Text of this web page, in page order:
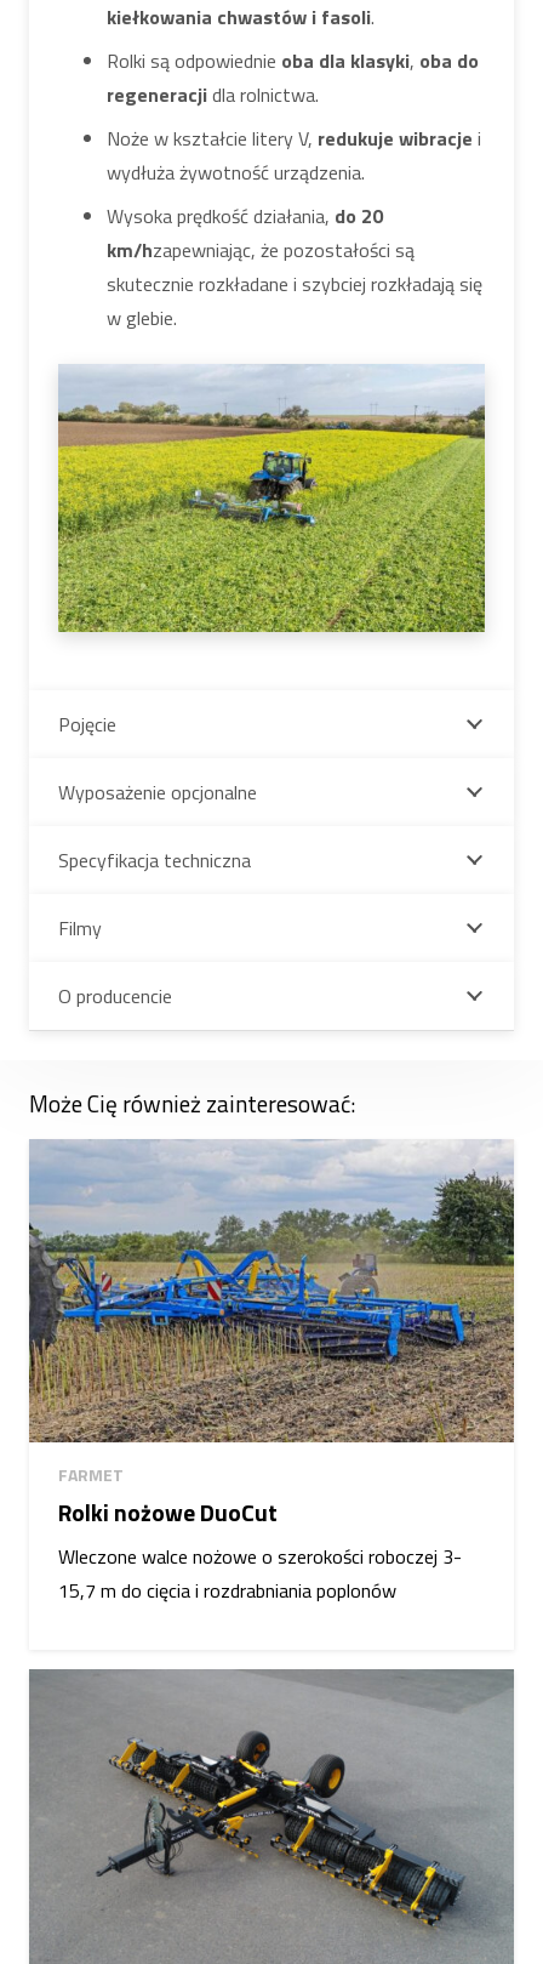
kiełkowania chwastów i fasoli.
Rolki są odpowiednie oba dla klasyki, oba do
regeneracjidla rolnictwa.
Noże w kształcie litery V, redukuje wibracje i
wydłuża żywotność urządzenia.
Wysoka prędkość działania, do 20
km/hzapewniając, że pozostałości są
skutecznie rozkładane i szybciej rozkładają się
w glebie.
Pojęcie
Wyposażenie opcjonalne
Specyfikacja techniczna
Filmy
O producencie
Może Cię również zainteresować:
FARMET
Rolki nożowe DuoCut
Wleczone walce nożowe o szerokości roboczej 3-
15,7 m do cięcia i rozdrabniania poplonów